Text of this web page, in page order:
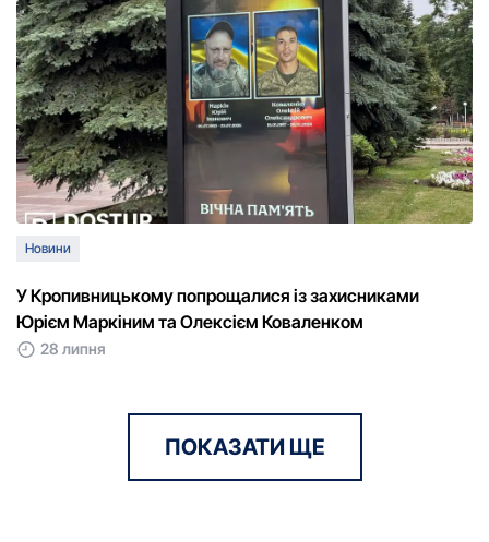
Новини
У Кропивницькому попрощалися із захисниками
Юрієм Маркіним та Олексієм Коваленком
28 липня
ПОКАЗАТИ ЩЕ